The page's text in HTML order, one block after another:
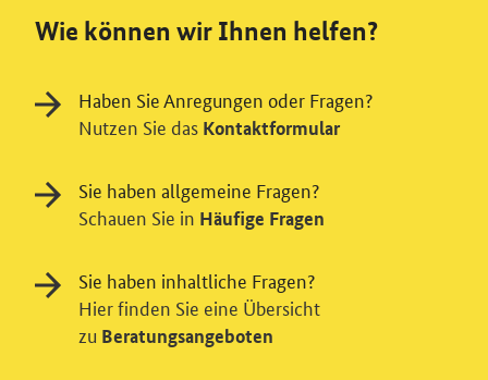
Wie können wir Ihnen helfen?
Haben Sie Anregungen oder Fragen?
Nutzen Sie das Kontaktformular
Sie haben allgemeine Fragen?
Schauen Sie in Häufige Fragen
Sie haben inhaltliche Fragen?
Hier finden Sie eine Übersicht
zu Beratungsangeboten